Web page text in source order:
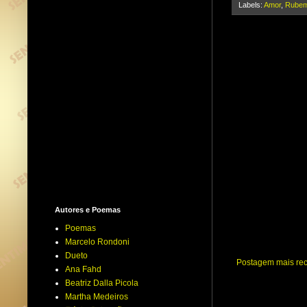
r
Labels: Amor,
Postagem mais
Autores e Poemas
Poemas
Marcelo Rondoni
Dueto
Ana Fahd
Beatriz Dalla Picola
Martha Medeiros